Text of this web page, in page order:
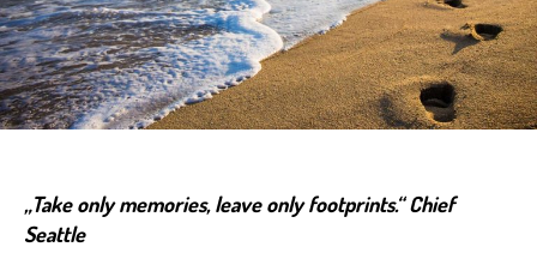
„Take only memories, leave only footprints.“Chief
Seattle